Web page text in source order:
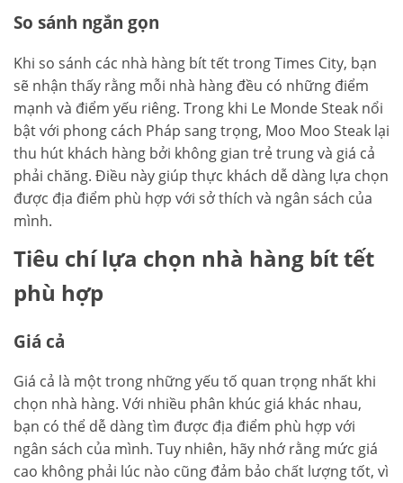
So sánh ngắn gọn
Khi so sánh các nhà hàng bít tết trong Times City, bạn
sẽ nhận thấy rằng mỗi nhà hàng đều có những điểm
mạnh và điểm yếu riêng. Trong khi Le Monde Steak nổi
bật với phong cách Pháp sang trọng, Moo Moo Steak lại
thu hút khách hàng bởi không gian trẻ trung và giá cả
phải chăng. Điều này giúp thực khách dễ dàng lựa chọn
được địa điểm phù hợp với sở thích và ngân sách của
mình.
Tiêu chí lựa chọn nhà hàng bít tết
phù hợp
Giá cả
Giá cả là một trong những yếu tố quan trọng nhất khi
chọn nhà hàng. Với nhiều phân khúc giá khác nhau,
bạn có thể dễ dàng tìm được địa điểm phù hợp với
ngân sách của mình. Tuy nhiên, hãy nhớ rằng mức giá
cao không phải lúc nào cũng đảm bảo chất lượng tốt, vì